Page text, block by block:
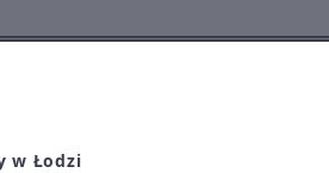
w Łodzi